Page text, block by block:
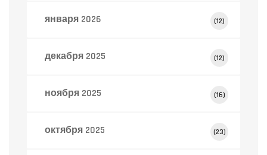
января 2026 (12)
декабря 2025 (12)
ноября 2025 (16)
октября 2025 (23)